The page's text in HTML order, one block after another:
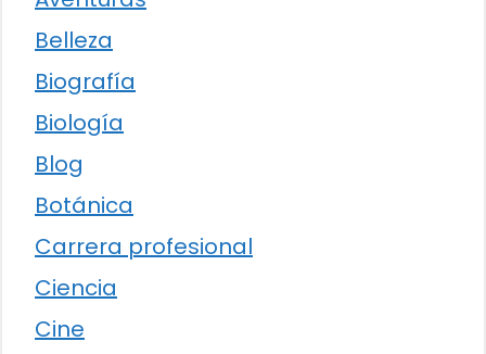
Belleza
Biografía
Biología
Blog
Botánica
Carrera profesional
Ciencia
Cine